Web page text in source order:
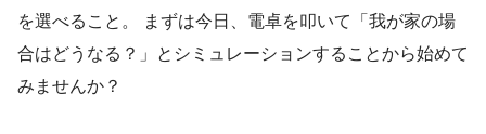
を選べること。 まずは今日、電卓を叩いて「我が家の場
合はどうなる？」とシミュレーションすることから始めて
みませんか？